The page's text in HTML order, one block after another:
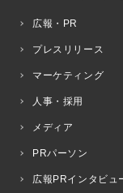
広報・PR
プレスリリース
マーケティング
人事・採用
メディア
PRパーソン
広報PRインタビュ